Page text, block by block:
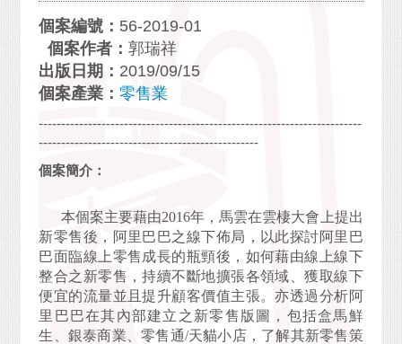
個案編號： 56-2019-01
個案作者：郭瑞祥
出版日期： 2019/09/15
個案產業：零售業
------------------------------------------------------------------------
-------------------------------------------------
個案簡介：
本個案主要藉由2016年，馬雲在雲棲大會上提出
新零售後，阿里巴巴之線下佈局，以此探討阿里巴
巴面臨線上零售成長的瓶頸後，如何藉由線上線下
整合之新零售，持續不斷地擴張各領域、獲取線下
便宜的流量並且提升顧客價值主張。亦透過分析阿
里巴巴在其內部建立之新零售版圖，包括盒馬鮮
生、銀泰商業、零售通/天貓小店，了解其新零售策